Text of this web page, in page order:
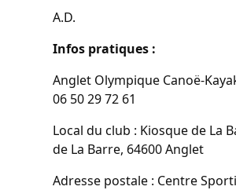
A.D.
Infos pratiques :
Anglet Olympique Canoë-
06 50 29 72 61
Local du club : Kiosque de La
de La Barre, 64600 Anglet
Adresse postale : Centre